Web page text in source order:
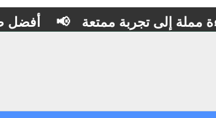
إلى تجربة ممتعة 📢 أفضل طرق